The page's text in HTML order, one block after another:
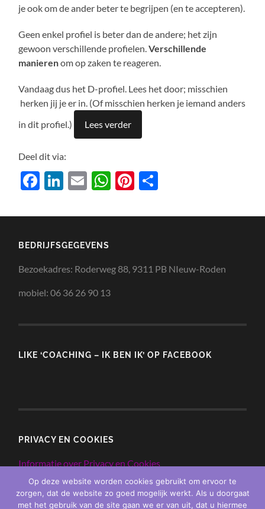
je ook om de ander beter te begrijpen (en te accepteren).
Geen enkel profiel is beter dan de andere; het zijn
gewoon verschillende profielen.Verschillende
manierenom op zaken te reageren.
Vandaag dus het D-profiel. Lees het door; misschien
herken jij je er in. (Of misschien herken je iemand anders
in dit profiel.)
Lees verder
Deel dit via:
Facebook
LinkedIn
EmailWhatsApp
Pinterest
BEDRIJFSGEGEVENS
Bezoekadres: Roderweg 88, 9311 PB NIeuw-Roden
mobiel: 06 36 26 90 13
LIKE ‘COACHING – IK BEN IK’ OP FACEBOOK
PRIVACY EN COOKIES
Informatie over Privacy en Cookies
Op deze website worden cookies gebruikt om ervoor te
zorgen, dat de website zo goed mogelijk werkt. Als u doorgaat
met het gebruik van de site gaan we er van uit, dat u hiermee